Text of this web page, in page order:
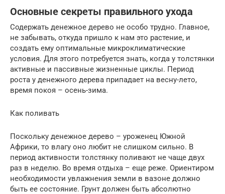
Основные секреты правильного ухода
Содержать денежное дерево не особо трудно. Главное,
не забывать, откуда пришло к нам это растение, и
создать ему оптимальные микроклиматические
условия. Для этого потребуется знать, когда у толстянки
активные и пассивные жизненные циклы. Период
роста у денежного дерева припадает на весну-лето,
время покоя – осень-зима.
Как поливать
Поскольку денежное дерево – уроженец Южной
Африки, то влагу оно любит не слишком сильно. В
период активности толстянку поливают не чаще двух
раз в неделю. Во время отдыха – еще реже. Ориентиром
необходимости увлажнения земли в вазоне должно
быть ее состояние. Грунт должен быть абсолютно